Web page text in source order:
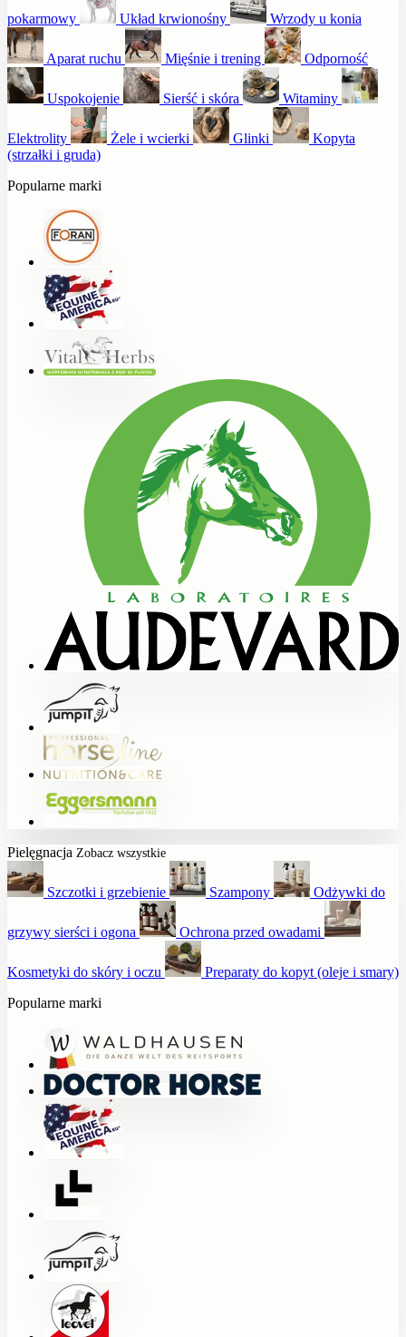
pokarmowy Układ krwionośny Wrzody u konia
Aparat ruchu Mięśnie i trening Odporność
Uspokojenie Sierść i skóra Witaminy
Elektrolity Żele i wcierki Glinki
Kopyta
(strzałki i gruda)
Popularne marki
Pielęgnacja Zobacz wszystkie
Szczotki i grzebienie Szampony Odżywki do
grzywy sierści i ogona Ochrona przed owadami
Kosmetyki do skóry i oczu
Preparaty do kopyt (oleje i smary)
Popularne marki